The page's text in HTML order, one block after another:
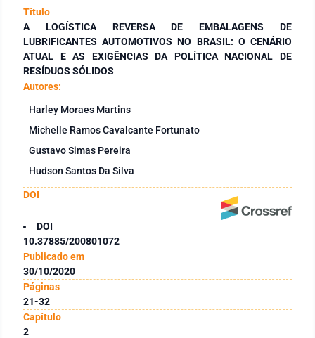
Título
A LOGÍSTICA REVERSA DE EMBALAGENS DE
LUBRIFICANTES AUTOMOTIVOS NO BRASIL: O CENÁRIO
ATUAL E AS EXIGÊNCIAS DA POLÍTICA NACIONAL DE
RESÍDUOS SÓLIDOS
Autores:
Harley Moraes Martins
Michelle Ramos Cavalcante Fortunato
Gustavo Simas Pereira
Hudson Santos Da Silva
DOI
DOI
10.37885/200801072
Publicado em
30/10/2020
Páginas
21-32
Capítulo
2